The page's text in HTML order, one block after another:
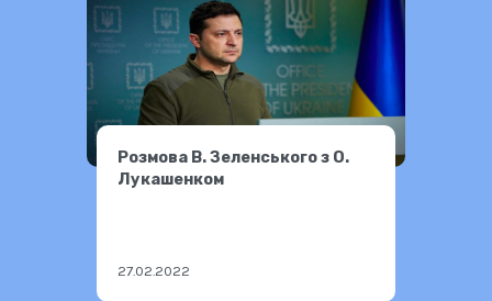
Розмова В. Зеленського з О.
Лукашенком
27.02.2022